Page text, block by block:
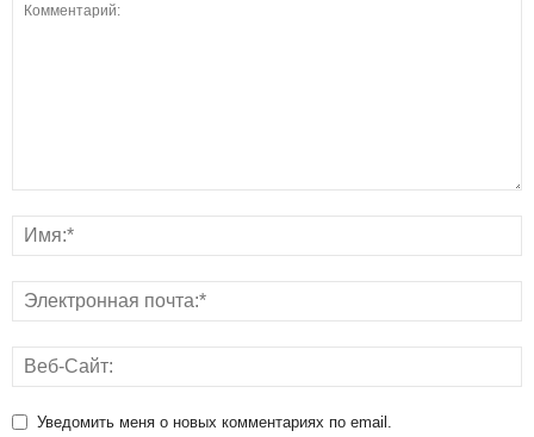
Уведомить меня о новых комментариях по email.